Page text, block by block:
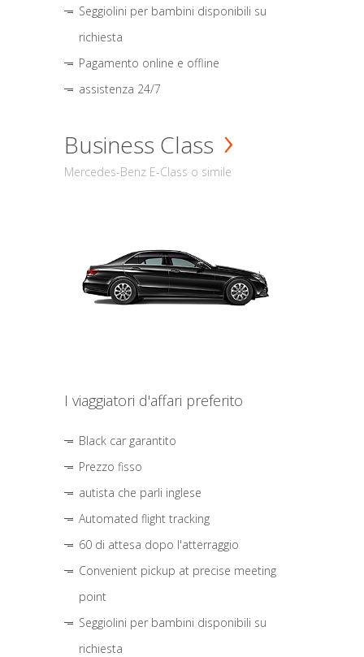
Seggiolini per bambini disponibili su
richiesta
Pagamento online e offline
assistenza 24/7
Business Class
Mercedes-Benz E-Class o simile
I viaggiatori d'affari preferito
Black car garantito
Prezzo fisso
autista che parli inglese
Automated flight tracking
60 di attesa dopo l'atterraggio
Convenient pickup at precise meeting
point
Seggiolini per bambini disponibili su
richiesta